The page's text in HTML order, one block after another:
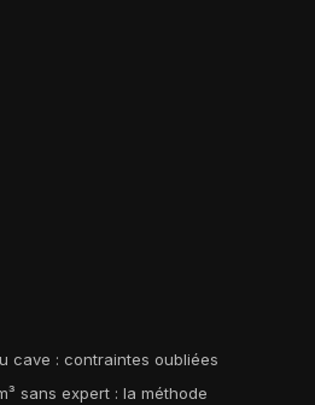
cave : contraintes oubliées
sans expert : la méthode